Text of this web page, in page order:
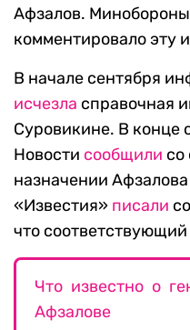
Афзалов.
комментировало эту
В начале сентября
исчезла справочная
Суровикине. В конце
Новости сообщили со
назначении
«Известия» писали
что
Что известно о
Афзалове